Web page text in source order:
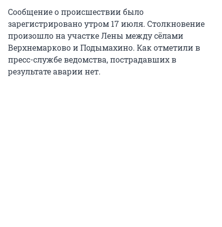
Сообщение о происшествии было
зарегистрировано утром 17 июля. Столкновение
произошло на участке Лены между сёлами
Верхнемарково и Подымахино. Как отметили в
пресс-службе ведомства, пострадавших в
результате аварии нет.